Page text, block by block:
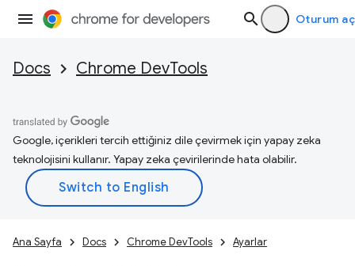
Oturum aç
Docs Chrome DevTools
Google, içerikleri tercih ettiğiniz dile çevirmek için yapay zeka
teknolojisini kullanır. Yapay zeka çevirilerinde hata olabilir.
Ana Sayfa Docs Chrome DevTools Ayarlar